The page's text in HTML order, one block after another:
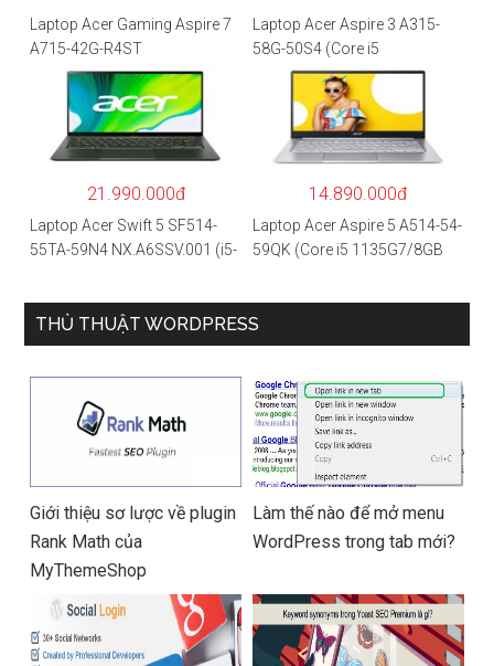
Laptop Acer Gaming Aspire 7
A715-42G-R4ST
NH.QAYSV.004 (R5
5500U/8GB RAM/256GB
SSD/15.6″FHD IPS/GTX1650
4GB/Win10) – Hàng chính
Laptop Acer Aspire 3 A315-
58G-50S4 (Core i5
1135G7/8GB
RAM/512GB/15.6″FHD/MX35
0 2GB/Win 10/Bạc)
21.990.000đ
Laptop Acer Swift 5 SF514-
55TA-59N4 NX.A6SSV.001 (i5-
anh) – Hàng chính hãng
14.890.000đ
Laptop Acer Aspire 5 A514-54-
59QK (Core i5 1135G7/8GB
THỦ THUẬT WORDPRESS
Giới thiệu sơ lược về plugin
Rank Math của
MyThemeShop
Làm thế nào để mở menu
WordPress trong tab mới?